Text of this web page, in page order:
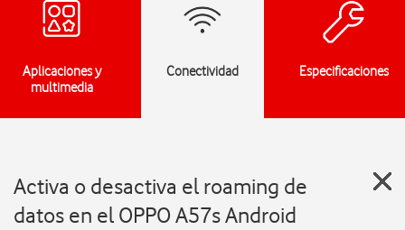
Aplicaciones y
multimedia
Conectividad Especificaciones
Activa o desactiva el roaming de
datos en el OPPO A57s Android